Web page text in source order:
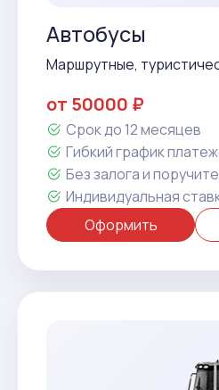
Автобусы
Маршрутные,
от 50000 ₽
Срок до 12 месяцев
Гибкий график
Без залога и
Индивидуальная
Оформить